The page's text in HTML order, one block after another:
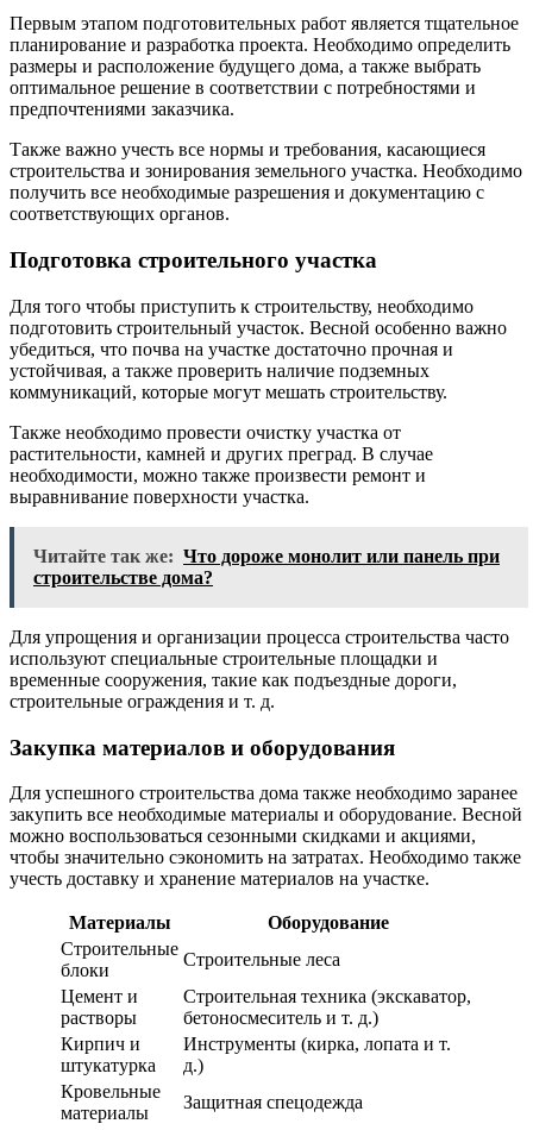
Первым этапом подготовительных работ является тщательное
планирование и разработка проекта. Необходимо определить
размеры и расположение будущего дома, а также выбрать
оптимальное решение в соответствии с потребностями и
предпочтениями заказчика.
Также важно учесть все нормы и требования, касающиеся
строительства и зонирования земельного участка. Необходимо
получить все необходимые разрешения и документацию с
соответствующих органов.
Подготовка строительного участка
Для того чтобы приступить к строительству, необходимо
подготовить строительный участок. Весной особенно важно
убедиться, что почва на участке достаточно прочная и
устойчивая, а также проверить наличие подземных
коммуникаций, которые могут мешать строительству.
Также необходимо провести очистку участка от
растительности, камней и других преград. В случае
необходимости, можно также произвести ремонт и
выравнивание поверхности участка.
Читайте так же: Что дороже монолит или панель при
строительстве дома?
Для упрощения и организации процесса строительства часто
используют специальные строительные площадки и
временные сооружения, такие как подъездные дороги,
строительные ограждения и т. д.
Закупка материалов и оборудования
Для успешного строительства дома также необходимо заранее
закупить все необходимые материалы и оборудование. Весной
можно воспользоваться сезонными скидками и акциями,
чтобы значительно сэкономить на затратах. Необходимо также
учесть доставку и хранение материалов на участке.
Материалы
Оборудование
Строительные
блоки
Строительные леса
Цемент и
растворы
Строительная техника (экскаватор,
бетоносмеситель и т. д.)
Кирпич и
штукатурка
Инструменты (кирка, лопата и т.
д.)
Кровельные
материалы
Защитная спецодежда